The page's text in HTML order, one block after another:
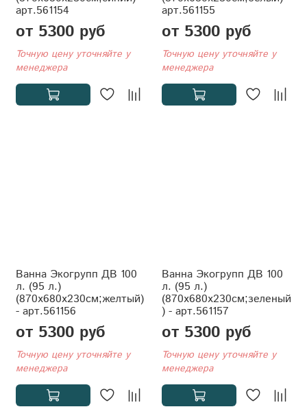
арт.561154
от 5300 руб
Точную цену уточняйте у
менеджера
арт.561155
от 5300 руб
Точную цену уточняйте у
менеджера
Ванна Экогрупп ДВ 100
л. (95 л.)
(870x680x230см;желтый)
- арт.561156
от 5300 руб
Точную цену уточняйте у
менеджера
Ванна Экогрупп ДВ 100
л. (95 л.)
(870x680x230см;зеленый
) - арт.561157
от 5300 руб
Точную цену уточняйте у
менеджера